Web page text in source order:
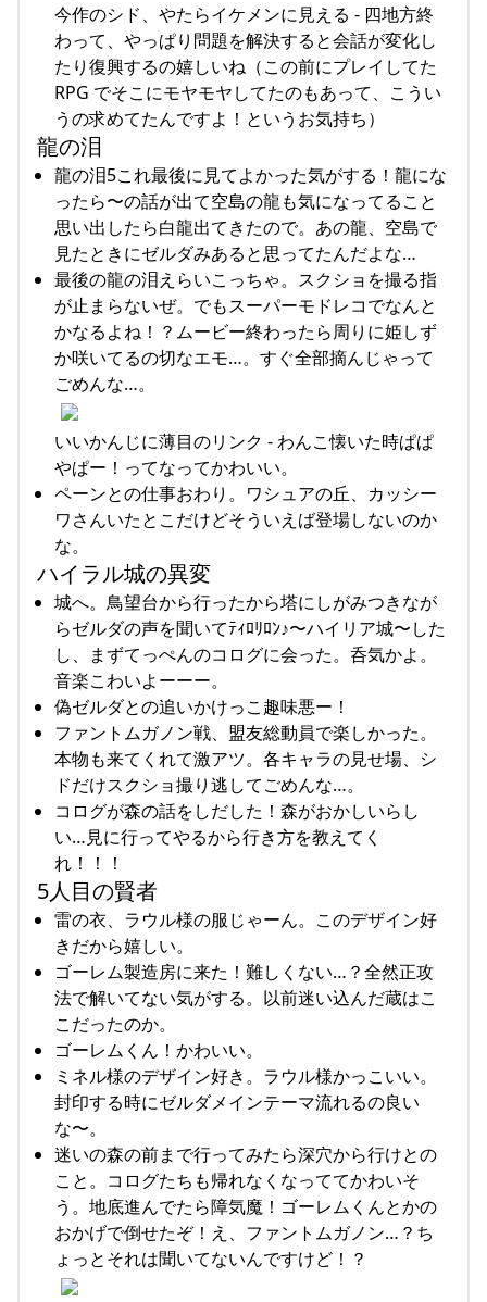
今作のシド、やたらイケメンに見える - 四地方終
わって、やっぱり問題を解決すると会話が変化し
たり復興するの嬉しいね（この前にプレイしてた
RPG でそこにモヤモヤしてたのもあって、こうい
うの求めてたんですよ！というお気持ち）
龍の泪
龍の泪5これ最後に見てよかった気がする！龍にな
ったら〜の話が出て空島の龍も気になってること
思い出したら白龍出てきたので。あの龍、空島で
見たときにゼルダみあると思ってたんだよな…
最後の龍の泪えらいこっちゃ。スクショを撮る指
が止まらないぜ。でもスーパーモドレコでなんと
かなるよね！？ムービー終わったら周りに姫しず
か咲いてるの切なエモ…。すぐ全部摘んじゃって
ごめんな…。
いいかんじに薄目のリンク - わんこ懐いた時ぱぱ
やぱー！ってなってかわいい。
ペーンとの仕事おわり。ワシュアの丘、カッシー
ワさんいたとこだけどそういえば登場しないのか
な。
ハイラル城の異変
城へ。鳥望台から行ったから塔にしがみつきなが
らゼルダの声を聞いてﾃｨﾛﾘﾛﾝ♪〜ハイリア城〜した
し、まずてっぺんのコログに会った。呑気かよ。
音楽こわいよーーー。
偽ゼルダとの追いかけっこ趣味悪ー！
ファントムガノン戦、盟友総動員で楽しかった。
本物も来てくれて激アツ。各キャラの見せ場、シ
ドだけスクショ撮り逃してごめんな…。
コログが森の話をしだした！森がおかしいらし
い…見に行ってやるから行き方を教えてく
れ！！！
5人目の賢者
雷の衣、ラウル様の服じゃーん。このデザイン好
きだから嬉しい。
ゴーレム製造房に来た！難しくない…？全然正攻
法で解いてない気がする。以前迷い込んだ蔵はこ
こだったのか。
ゴーレムくん！かわいい。
ミネル様のデザイン好き。ラウル様かっこいい。
封印する時にゼルダメインテーマ流れるの良い
な〜。
迷いの森の前まで行ってみたら深穴から行けとの
こと。コログたちも帰れなくなっててかわいそ
う。地底進んでたら障気魔！ゴーレムくんとかの
おかげで倒せたぞ！え、ファントムガノン…？ち
ょっとそれは聞いてないんですけど！？